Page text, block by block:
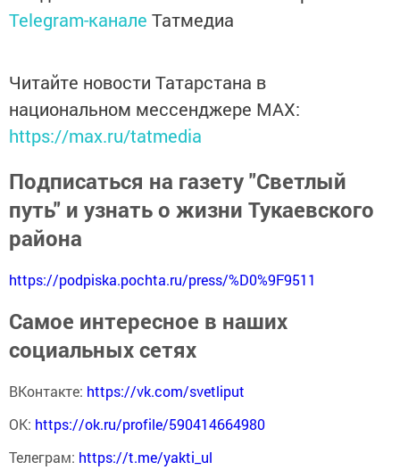
Telegram-канале Татмедиа
Читайте новости Татарстана в
национальном мессенджере MАХ:
https://max.ru/tatmedia
Подписаться на газету "Светлый
путь" и узнать о жизни Тукаевского
района
https://podpiska.pochta.ru/press/%D0%9F9511
Самое интересное в наших
социальных сетях
ВКонтакте: https://vk.com/svetliput
ОК: https://ok.ru/profile/590414664980
Телеграм: https://t.me/yakti_ul